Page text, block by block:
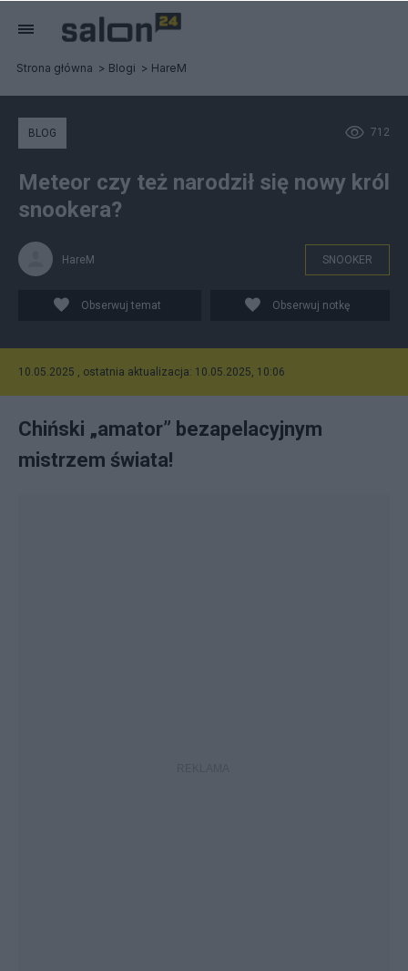
Strona główna Blogi HareM
712
BLOG
Meteor czy też narodził się nowy król
snookera?
HareM SNOOKER
Obserwuj temat Obserwuj notkę
10.05.2025 , ostatnia aktualizacja: 10.05.2025, 10:06
Chiński „amator” bezapelacyjnym
mistrzem świata!